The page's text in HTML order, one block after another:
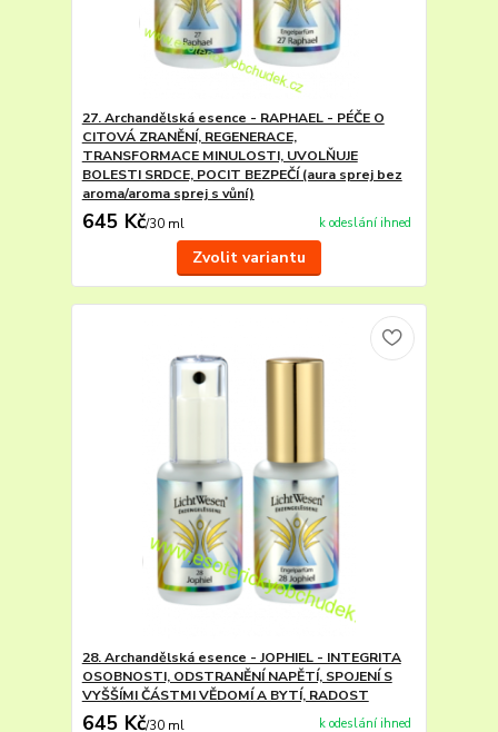
27. Archandělská esence - RAPHAEL - PÉČE O
CITOVÁ ZRANĚNÍ, REGENERACE,
TRANSFORMACE MINULOSTI, UVOLŇUJE
BOLESTI SRDCE, POCIT BEZPEČÍ (aura sprej bez
aroma/aroma sprej s vůní)
645 Kč/30 ml k odeslání ihned
Zvolit variantu
28. Archandělská esence - JOPHIEL - INTEGRITA
OSOBNOSTI, ODSTRANĚNÍ NAPĚTÍ, SPOJENÍ S
VYŠŠÍMI ČÁSTMI VĚDOMÍ A BYTÍ, RADOST
645 Kč/30 ml k odeslání ihned